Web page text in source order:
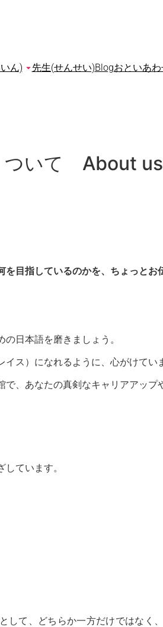
ん) 先生(せんせい)Blogおといあわ
いて About us
目指しているのかを、ちょっとお
日本語を磨きましょう。
ス）になれるように、心がけてい
、あなたの真剣なキャリアアップ
ています。
て、どちらか一方だけではなく